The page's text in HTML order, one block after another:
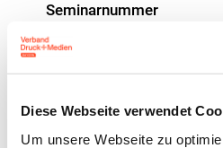
Diese Webseite verwendet
Um unsere Webseite zu
Seminarnummer
435-A
Preise
Mitglieder € 390,–